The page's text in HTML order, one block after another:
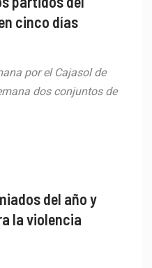
cinco días
por el Cajasol de
dos conjuntos de
del año y
la violencia